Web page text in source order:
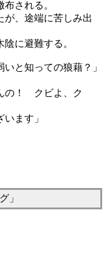
される。
が、途端に苦しみ出
に避難する。
と知っての狼藉？」
の！ クビよ、ク
ます」
」